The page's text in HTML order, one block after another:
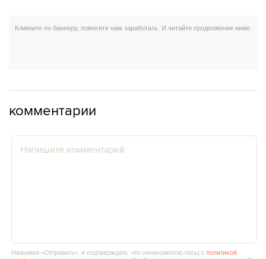
комментарии
Нажимая «Отправить», я подтверждаю, что ознакомился(‑лась) сполитикой